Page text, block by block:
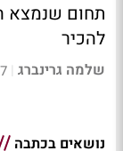
תחום שנמצא
להכיר
שלמה גרינברג |
נושאים בכתבה